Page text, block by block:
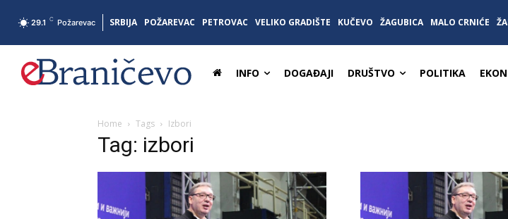
29.1 C Požarevac SRBIJA POŽAREVAC PETROVAC VELIKO GRADIŠTE KUČEVO ŽAGUBICA MALO CRNIĆE
INFO DOGAĐAJI DRUŠTVO POLITIKA
Home Tags Izbori
Tag: izbori